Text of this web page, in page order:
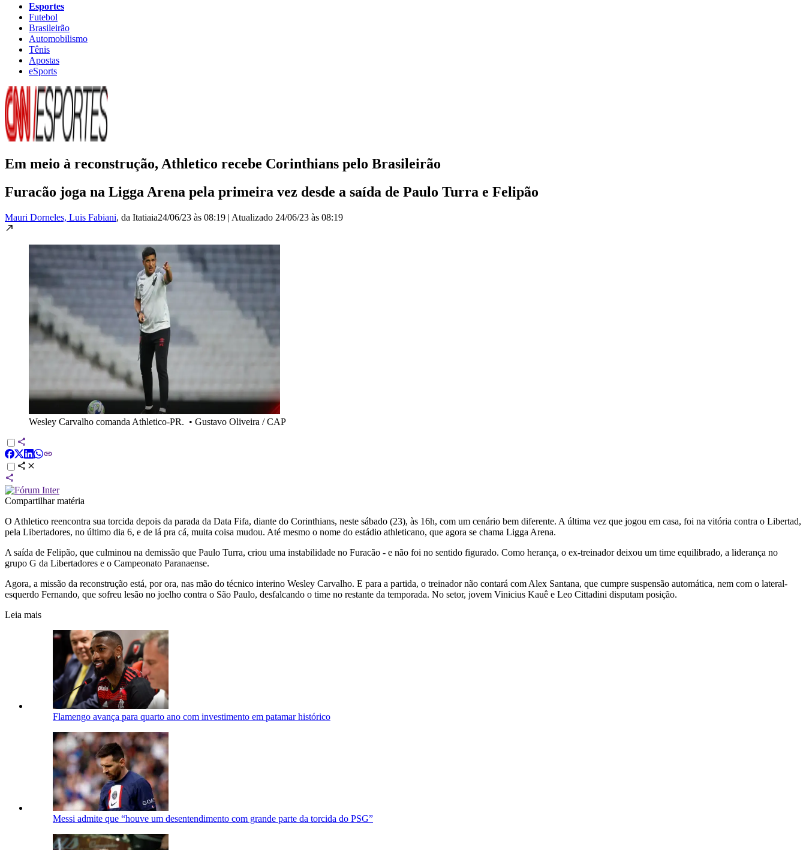
Esportes
Futebol
Brasileirão
Automobilismo
Tênis
Apostas
eSports
Em meio à reconstrução, Athletico recebe Corinthians pelo Brasileirão
Furacão joga na Ligga Arena pela primeira vez desde a saída de Paulo Turra e Felipão
Mauri Dorneles, Luis Fabiani, da Itatiaia24/06/23 às 08:19 | Atualizado 24/06/23 às 08:19
Wesley Carvalho comanda Athletico-PR. • Gustavo Oliveira / CAP
Compartilhar matéria
O Athletico reencontra sua torcida depois da parada da Data Fifa, diante do Corinthians, neste sábado (23), às 16h, com um cenário bem diferente. A última vez que jogou em casa, foi na vitória contra o Libertad,
pela Libertadores, no último dia 6, e de lá pra cá, muita coisa mudou. Até mesmo o nome do estádio athleticano, que agora se chama Ligga Arena.
A saída de Felipão, que culminou na demissão que Paulo Turra, criou uma instabilidade no Furacão - e não foi no sentido figurado. Como herança, o ex-treinador deixou um time equilibrado, a liderança no
grupo G da Libertadores e o Campeonato Paranaense.
Agora, a missão da reconstrução está, por ora, nas mão do técnico interino Wesley Carvalho. E para a partida, o treinador não contará com Alex Santana, que cumpre suspensão automática, nem com o lateral-
esquerdo Fernando, que sofreu lesão no joelho contra o São Paulo, desfalcando o time no restante da temporada. No setor, jovem Vinicius Kauê e Leo Cittadini disputam posição.
Leia mais
Flamengo avança para quarto ano com investimento em patamar histórico
Messi admite que “houve um desentendimento com grande parte da torcida do PSG”